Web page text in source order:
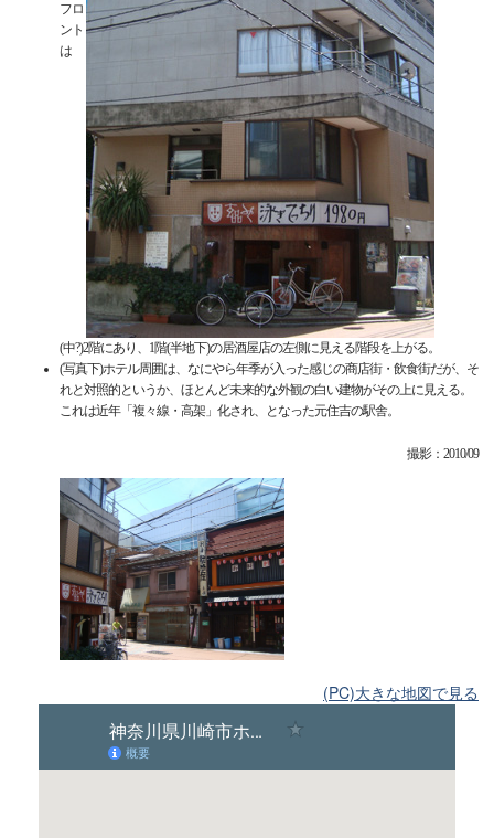
フロ
ント
は
(中?)2階にあり、1階(半地下)の居酒屋店の左側に見える階段を上がる。
(写真下)ホテル周囲は、なにやら年季が入った感じの商店街・飲食街だが、そ
れと対照的というか、ほとんど未来的な外観の白い建物がその上に見える。
これは近年「複々線・高架」化され、となった元住吉の駅舎。
撮影：2010/09
(PC)大きな地図で見る